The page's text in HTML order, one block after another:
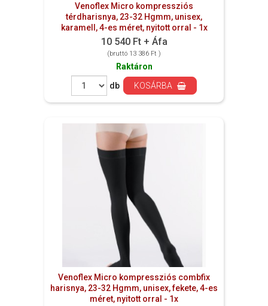
Venoflex Micro kompressziós
térdharisnya, 23-32 Hgmm, unisex,
karamell, 4-es méret, nyitott orral - 1x
10 540 Ft + Áfa
(bruttó 13 386 Ft )
Raktáron
db
KOSÁRBA
Venoflex Micro kompressziós combfix
harisnya, 23-32 Hgmm, unisex, fekete, 4-es
méret, nyitott orral - 1x